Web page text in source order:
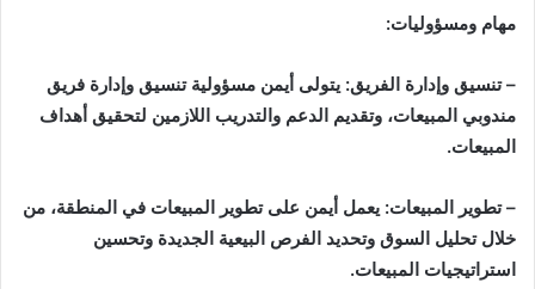
مهام ومسؤوليات:
– تنسيق وإدارة الفريق: يتولى أيمن مسؤولية تنسيق وإدارة فريق
مندوبي المبيعات، وتقديم الدعم والتدريب اللازمين لتحقيق أهداف
المبيعات.
– تطوير المبيعات: يعمل أيمن على تطوير المبيعات في المنطقة، من
خلال تحليل السوق وتحديد الفرص البيعية الجديدة وتحسين
استراتيجيات المبيعات.